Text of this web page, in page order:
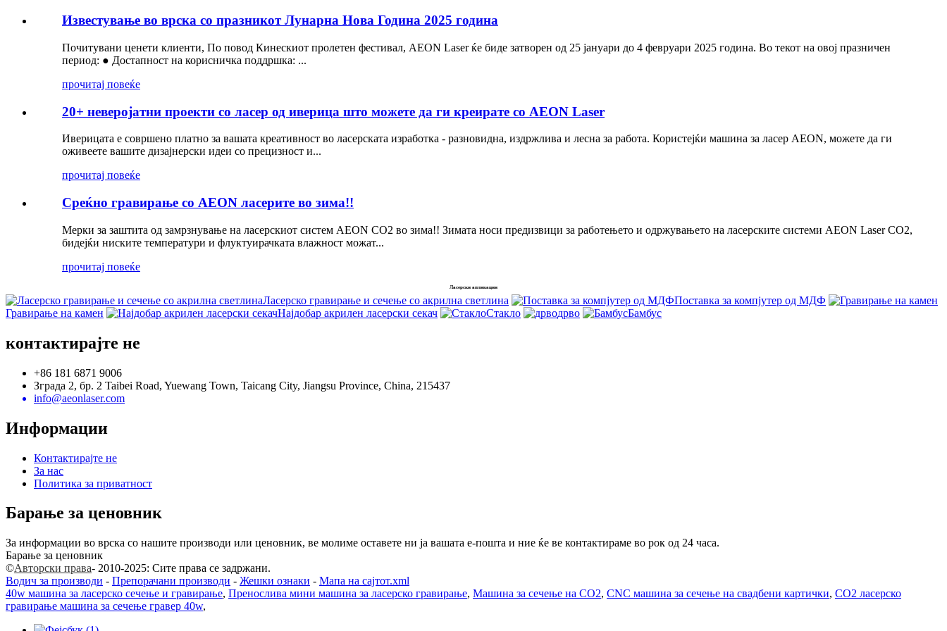
Известување во врска со празникот Лунарна Нова Година 2025 година
Почитувани ценети клиенти, По повод Кинескиот пролетен фестивал, AEON Laser ќе биде затворен од 25 јануари до 4 февруари 2025 година. Во текот на овој празничен
период: ● Достапност на корисничка поддршка: ...
прочитај повеќе
20+ неверојатни проекти со ласер од иверица што можете да ги креирате со AEON Laser
Иверицата е совршено платно за вашата креативност во ласерската изработка - разновидна, издржлива и лесна за работа. Користејќи машина за ласер AEON, можете да ги
оживеете вашите дизајнерски идеи со прецизност и...
прочитај повеќе
Среќно гравирање со AEON ласерите во зима!!
Мерки за заштита од замрзнување на ласерскиот систем AEON CO2 во зима!! Зимата носи предизвици за работењето и одржувањето на ласерските системи AEON Laser CO2,
бидејќи ниските температури и флуктуирачката влажност можат...
прочитај повеќе
Ласерски апликации
Ласерско гравирање и сечење со акрилна светлина
Поставка за компјутер од МДФ
Гравирање на камен
Најдобар акрилен ласерски секач Стакло дрво Бамбус
контактирајте не
+86 181 6871 9006
Зграда 2, бр. 2 Taibei Road, Yuewang Town, Taicang City, Jiangsu Province, China, 215437
info@aeonlaser.com
Информации
Контактирајте не
За нас
Политика за приватност
Барање за ценовник
За информации во врска со нашите производи или ценовник, ве молиме оставете ни ја вашата е-пошта и ние ќе ве контактираме во рок од 24 часа.
Барање за ценовник
©Авторски права- 2010-2025: Сите права се задржани.
Водич за производи - Препорачани производи - Жешки ознаки - Мапа на сајтот.xml
40w машина за ласерско сечење и гравирање, Пренослива мини машина за ласерско гравирање, Машина за сечење на CO2, CNC машина за сечење на свадбени картички, CO2 ласерско
гравирање машина за сечење гравер 40w,